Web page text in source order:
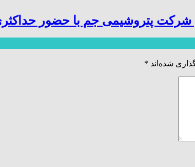
پتروشیمی جم با حضور
شده‌اند *